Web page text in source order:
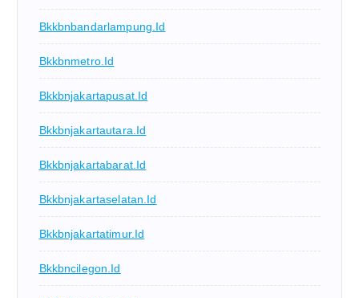
Bkkbnbandarlampung.id
Bkkbnmetro.id
Bkkbnjakartapusat.id
Bkkbnjakartautara.id
Bkkbnjakartabarat.id
Bkkbnjakartaselatan.id
Bkkbnjakartatimur.id
Bkkbncilegon.id